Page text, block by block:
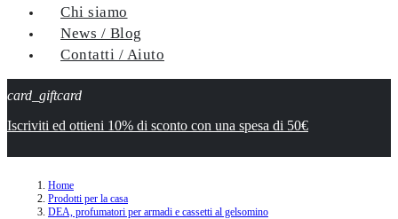
Chi siamo
News / Blog
Contatti / Aiuto
card_giftcard
Iscriviti ed ottieni 10% di sconto con una spesa di 50€
Home
Prodotti per la casa
DEA, profumatori per armadi e cassetti al gelsomino